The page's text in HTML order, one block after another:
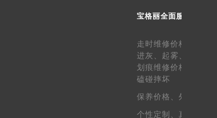
宝格丽全面服务
走时维修价格、
进灰、 起雾、
划痕维修价格、
磕碰摔坏
保养价格、外观维护
个性定制、真假鉴定